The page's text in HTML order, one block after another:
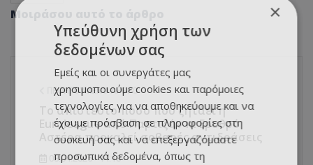
Μοιράσου αυτό το άρθρο
ΠΡΟΗΓΟΎΜΕΝΟ ΆΡΘΡΟ
Το απίστευτο ποσό που ζητάει η
Euroleague από Παρτιζάν κι Ερυθρό
Αστέρα προκαλεί σοβαρές αντιδράσεις
08.04.2025 - 14:18
×
Υπεύθυνη χρήση των
δεδομένων σας
Εμείς και οι συνεργάτες μας
χρησιμοποιούμε cookies και παρόμοιες
τεχνολογίες για να αποθηκεύουμε και να
έχουμε πρόσβαση σε πληροφορίες στη
συσκευή σας και να επεξεργαζόμαστε
προσωπικά δεδομένα, όπως τη